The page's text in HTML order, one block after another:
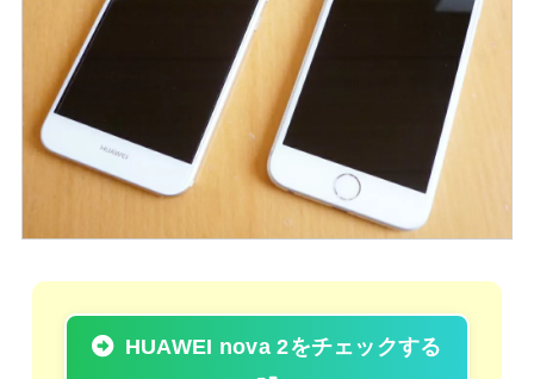
HUAWEI nova 2をチェックする